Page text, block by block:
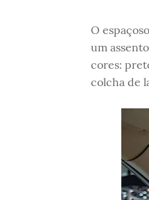
O
um
cores:
colcha de